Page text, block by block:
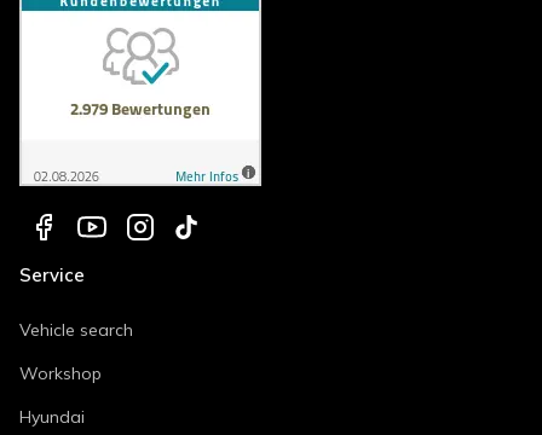
Service
Vehicle search
Workshop
Hyundai